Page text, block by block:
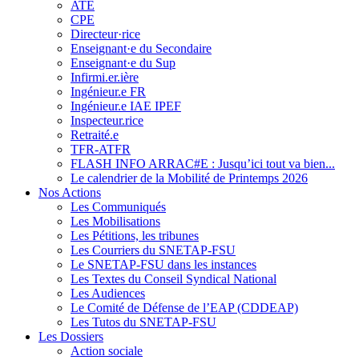
ATE
CPE
Directeur·rice
Enseignant·e du Secondaire
Enseignant·e du Sup
Infirmi.er.ière
Ingénieur.e FR
Ingénieur.e IAE IPEF
Inspecteur.rice
Retraité.e
TFR-ATFR
FLASH INFO ARRAC#E : Jusqu’ici tout va bien...
Le calendrier de la Mobilité de Printemps 2026
Nos Actions
Les Communiqués
Les Mobilisations
Les Pétitions, les tribunes
Les Courriers du SNETAP-FSU
Le SNETAP-FSU dans les instances
Les Textes du Conseil Syndical National
Les Audiences
Le Comité de Défense de l’EAP (CDDEAP)
Les Tutos du SNETAP-FSU
Les Dossiers
Action sociale